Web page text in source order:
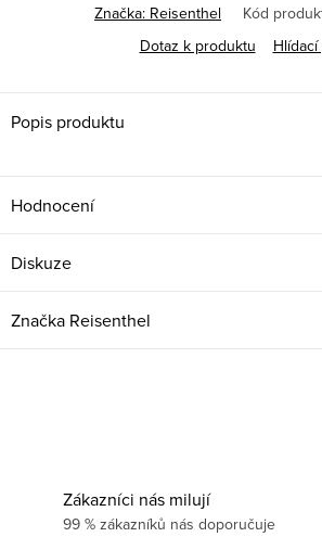
Značka: Reisenthel Kód
Dotaz k produktu
Popis produktu
Hodnocení
Diskuze
Značka Reisenthel
Zákazníci nás milují
99 % zákazníků nás doporučuje